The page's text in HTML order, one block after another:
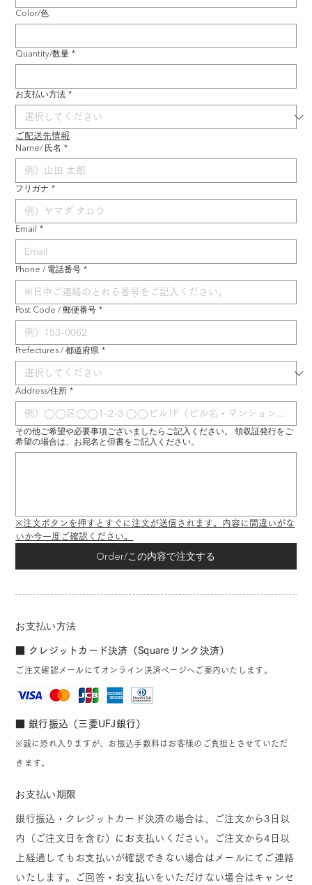
Color/色
Quantity/数量 *
お支払い方法 *
ご配送先情報
Name/ 氏名 *
フリガナ *
Email *
Phone / 電話番号 *
Post Code / 郵便番号 *
Prefectures / 都道府県 *
Address/住所 *
その他ご希望や必要事項ございましたらご記入ください。 領収証発行をご
希望の場合は、お宛名と但書をご記入ください。
※注文ボタンを押すとすぐに注文が送信されます。内容に間違いがな
いか今一度ご確認ください。
Order/この内容で注文する
お支払い方法
■ クレジットカード決済（Squareリンク決済）
ご注文確認メールにてオンライン決済ページへご案内いたします。
■ 銀行振込（三菱UFJ銀行）
※誠に恐れ入りますが、お振込手数料はお客様のご負担とさせていただ
きます。
お支払い期限
銀行振込・クレジットカード決済の場合は、ご注文から3日以
内（ご注文日を含む）にお支払いください。ご注文から4日以
上経過してもお支払いが確認できない場合はメールにてご連絡
いたします。ご回答・お支払いをいただけない場合はキャンセ